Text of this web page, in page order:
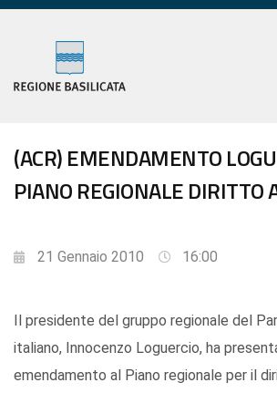
(ACR) EMENDAMENTO
PIANO REGIONALE DIRITTO
21 Gennaio 2010 16:00
Il presidente del gruppo regionale del
italiano, Innocenzo Loguercio, ha
emendamento al Piano regionale per il